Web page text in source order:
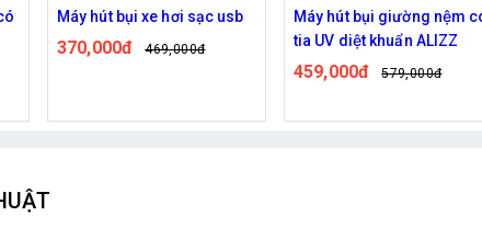
Máy hút bụi giường nệm có
tia UV diệt khuẩn ALIZZ
Máy hút bụi xe hơi sạc usb
370,000đ 469,000đ